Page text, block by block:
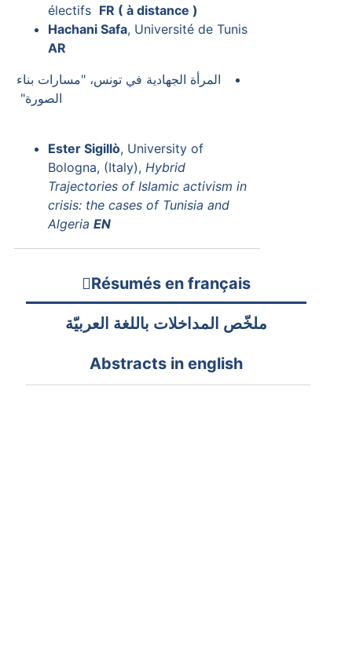
électifs FR ( à distance )
Hachani Safa, Université de Tunis
AR
المرأة الجهادية في تونس، "مسارات بناء
الصورة"
Ester Sigillò, University of
Bologna, (Italy), Hybrid
Trajectories of Islamic activism in
crisis: the cases of Tunisia and
AlgeriaEN
Résumés en français
ملخّص المداخلات باللغة العربيّة
Abstracts in english